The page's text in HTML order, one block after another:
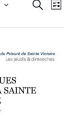
et
de
vues
Recherche
de
Liste